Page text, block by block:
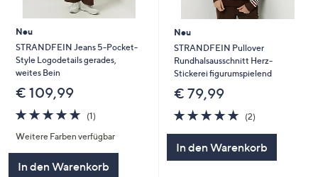
Neu
STRANDFEIN Jeans 5-Pocket-
Style Logodetails gerades,
weites Bein
€ 109,99
5.0
von
5
(1)
Weitere Farben verfügbar
In den Warenkorb
Neu
STRANDFEIN Pullover
Rundhalsausschnitt Herz-
Stickerei figurumspielend
€ 79,99
5.0
von
5
(2)
In den Warenkorb